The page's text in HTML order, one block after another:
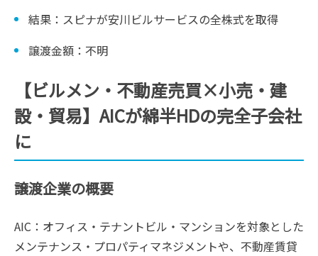
結果：スピナが安川ビルサービスの全株式を取得
譲渡金額：不明
【ビルメン・不動産売買×小売・建
設・貿易】AICが綿半HDの完全子会社
に
譲渡企業の概要
AIC：オフィス・テナントビル・マンションを対象とした
メンテナンス・プロパティマネジメントや、不動産賃貸